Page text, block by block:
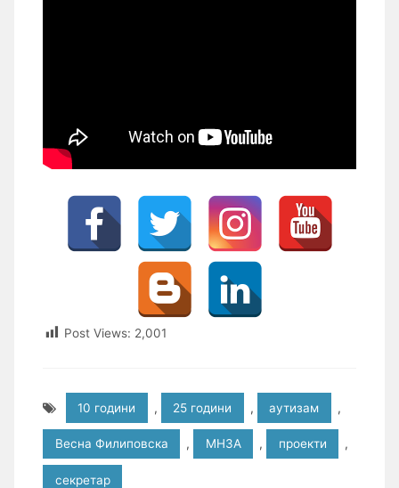
Post Views: 2,001
10 години , 25 години , аутизам ,
Весна Филиповска , МНЗА , проекти ,
секретар